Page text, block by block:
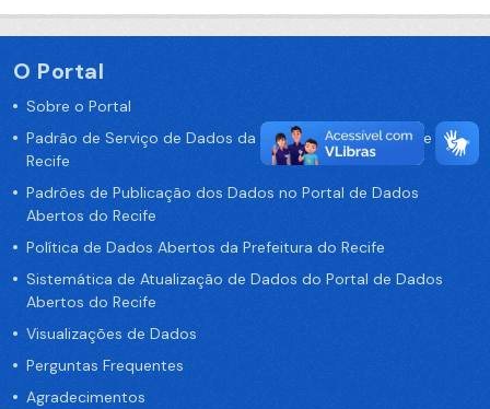
O Portal
Sobre o Portal
Padrão de Serviço de Dados da Prefeitura da Cidade de
Recife
Padrões de Publicação dos Dados no Portal de Dados
Abertos do Recife
Política de Dados Abertos da Prefeitura do Recife
Sistemática de Atualização de Dados do Portal de Dados
Abertos do Recife
Visualizações de Dados
Perguntas Frequentes
Agradecimentos